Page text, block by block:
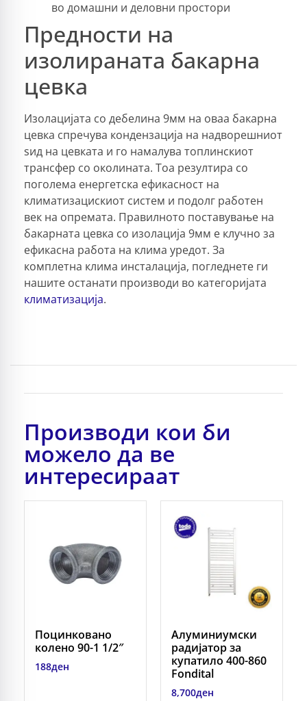
во домашни и деловни простори
Предности на
изолираната бакарна
цевка
Изолацијата со дебелина 9мм на оваа бакарна
цевка спречува кондензација на надворешниот
ѕид на цевката и го намалува топлинскиот
трансфер со околината. Тоа резултира со
поголема енергетска ефикасност на
климатизацискиот систем и подолг работен
век на опремата. Правилното поставување на
бакарната цевка со изолација 9мм е клучно за
ефикасна работа на клима уредот. За
комплетна клима инсталација, погледнете ги
нашите останати производи во категоријата
климатизација.
Производи кои би
можело да ве
интересираат
Поцинковано
колено 90-1 1/2″
188ден
Алуминиумски
радијатор за
купатило 400-860
Fondital
8,700ден